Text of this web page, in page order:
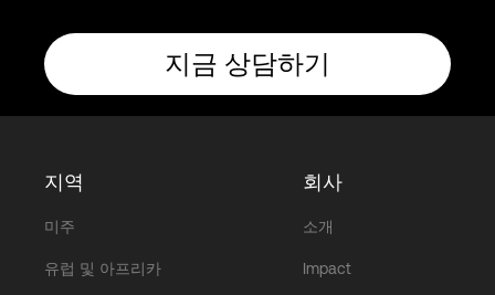
지금 상담하기
지역
미주
유럽 및 아프리카
회사
소개
Impact